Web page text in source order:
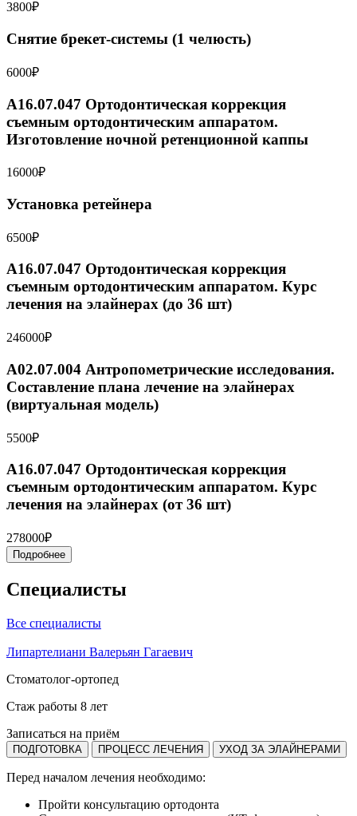
3800₽
Снятие брекет-системы (1 челюсть)
6000₽
A16.07.047 Ортодонтическая коррекция
съемным ортодонтическим аппаратом.
Изготовление ночной ретенционной каппы
16000₽
Установка ретейнера
6500₽
A16.07.047 Ортодонтическая коррекция
съемным ортодонтическим аппаратом. Курс
лечения на элайнерах (до 36 шт)
246000₽
A02.07.004 Антропометрические исследования.
Составление плана лечение на элайнерах
(виртуальная модель)
5500₽
A16.07.047 Ортодонтическая коррекция
съемным ортодонтическим аппаратом. Курс
лечения на элайнерах (от 36 шт)
278000₽
Подробнее
Специалисты
Все специалисты
Липартелиани Валерьян Гагаевич
Стоматолог-ортопед
Стаж работы 8 лет
Записаться на приём
ПОДГОТОВКА ПРОЦЕСС ЛЕЧЕНИЯ УХОД ЗА ЭЛАЙНЕРАМИ
Перед началом лечения необходимо:
Пройти консультацию ортодонта